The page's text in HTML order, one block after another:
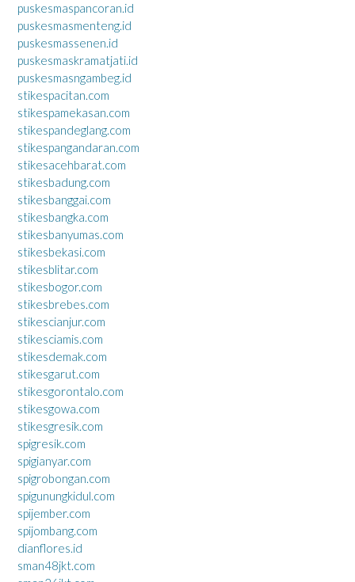
puskesmaspancoran.id
puskesmasmenteng.id
puskesmassenen.id
puskesmaskramatjati.id
puskesmasngambeg.id
stikespacitan.com
stikespamekasan.com
stikespandeglang.com
stikespangandaran.com
stikesacehbarat.com
stikesbadung.com
stikesbanggai.com
stikesbangka.com
stikesbanyumas.com
stikesbekasi.com
stikesblitar.com
stikesbogor.com
stikesbrebes.com
stikescianjur.com
stikesciamis.com
stikesdemak.com
stikesgarut.com
stikesgorontalo.com
stikesgowa.com
stikesgresik.com
spigresik.com
spigianyar.com
spigrobongan.com
spigunungkidul.com
spijember.com
spijombang.com
dianflores.id
sman48jkt.com